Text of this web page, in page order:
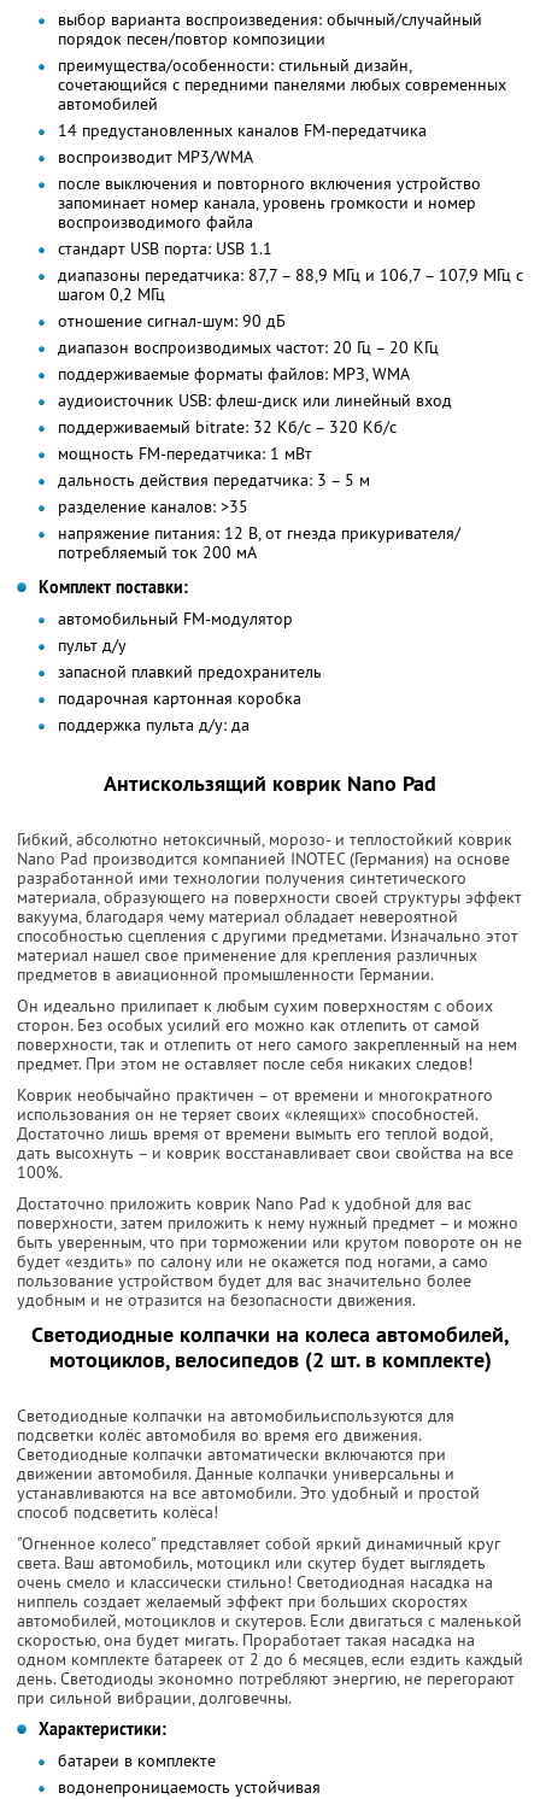
выбор варианта воспроизведения: обычный/случайный
порядок песен/повтор композиции
преимущества/особенности: стильный дизайн,
сочетающийся с передними панелями любых современных
автомобилей
14 предустановленных каналов FM-передатчика
воспроизводит MP3/WMA
после выключения и повторного включения устройство
запоминает номер канала, уровень громкости и номер
воспроизводимого файла
стандарт USB порта: USB 1.1
диапазоны передатчика: 87,7 – 88,9 МГц и 106,7 – 107,9 МГц с
шагом 0,2 МГц
отношение сигнал-шум: 90 дБ
диапазон воспроизводимых частот: 20 Гц – 20 КГц
поддерживаемые форматы файлов: МРЗ, WMA
аудиоисточник USB: флеш-диск или линейный вход
поддерживаемый bitrate: 32 Кб/с – 320 Кб/с
мощность FM-передатчика: 1 мВт
дальность действия передатчика: 3 – 5 м
разделение каналов: >35
напряжение питания: 12 В, от гнезда прикуривателя/
потребляемый ток 200 мА
Комплект поставки:
автомобильный FM-модулятор
пульт д/у
запасной плавкий предохранитель
подарочная картонная коробка
поддержка пульта д/у: да
Антискользящий коврик Nano Pad
Гибкий, абсолютно нетоксичный, морозо- и теплостойкий коврик
Nano Pad производится компанией INOTEC (Германия) на основе
разработанной ими технологии получения синтетического
материала, образующего на поверхности своей структуры эффект
вакуума, благодаря чему материал обладает невероятной
способностью сцепления с другими предметами. Изначально этот
материал нашел свое применение для крепления различных
предметов в авиационной промышленности Германии.
Он идеально прилипает к любым сухим поверхностям с обоих
сторон. Без особых усилий его можно как отлепить от самой
поверхности, так и отлепить от него самого закрепленный на нем
предмет. При этом не оставляет после себя никаких следов!
Коврик необычайно практичен – от времени и многократного
использования он не теряет своих «клеящих» способностей.
Достаточно лишь время от времени вымыть его теплой водой,
дать высохнуть – и коврик восстанавливает свои свойства на все
100%.
Достаточно приложить коврик Nano Pad к удобной для вас
поверхности, затем приложить к нему нужный предмет – и можно
быть уверенным, что при торможении или крутом повороте он не
будет «ездить» по салону или не окажется под ногами, а само
пользование устройством будет для вас значительно более
удобным и не отразится на безопасности движения.
Светодиодные колпачки на колеса автомобилей,
мотоциклов, велосипедов (2 шт. в комплекте)
Светодиодные колпачки на автомобильиспользуются для
подсветки колёс автомобиля во время его движения.
Светодиодные колпачки автоматически включаются при
движении автомобиля. Данные колпачки универсальны и
устанавливаются на все автомобили. Это удобный и простой
способ подсветить колёса!
"Огненное колесо" представляет собой яркий динамичный круг
света. Ваш автомобиль, мотоцикл или скутер будет выглядеть
очень смело и классически стильно! Светодиодная насадка на
ниппель создает желаемый эффект при больших скоростях
автомобилей, мотоциклов и скутеров. Если двигаться с маленькой
скоростью, она будет мигать. Проработает такая насадка на
одном комплекте батареек от 2 до 6 месяцев, если ездить каждый
день. Светодиоды экономно потребляют энергию, не перегорают
при сильной вибрации, долговечны.
Характеристики:
батареи в комплекте
водонепроницаемость устойчивая